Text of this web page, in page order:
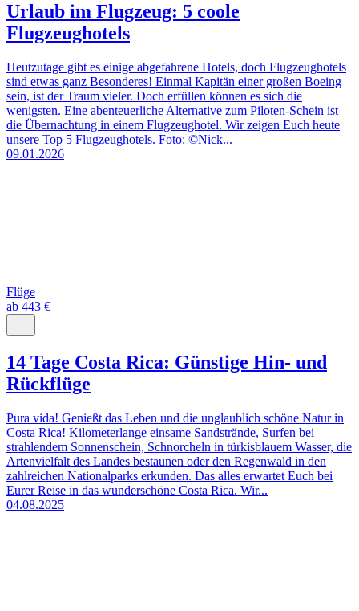
Urlaub im Flugzeug: 5 coole
Flugzeughotels
Heutzutage gibt es einige abgefahrene Hotels, doch Flugzeughotels
sind etwas ganz Besonderes! Einmal Kapitän einer großen Boeing
sein, ist der Traum vieler. Doch erfüllen können es sich die
wenigsten. Eine abenteuerliche Alternative zum Piloten-Schein ist
die Übernachtung in einem Flugzeughotel. Wir zeigen Euch heute
unsere Top 5 Flugzeughotels. Foto: ©Nick...
09.01.2026
Flüge
ab 443 €
14 Tage Costa Rica: Günstige Hin- und
Rückflüge
Pura vida! Genießt das Leben und die unglaublich schöne Natur in
Costa Rica! Kilometerlange einsame Sandstrände, Surfen bei
strahlendem Sonnenschein, Schnorcheln in türkisblauem Wasser, die
Artenvielfalt des Landes bestaunen oder den Regenwald in den
zahlreichen Nationalparks erkunden. Das alles erwartet Euch bei
Eurer Reise in das wunderschöne Costa Rica. Wir...
04.08.2025